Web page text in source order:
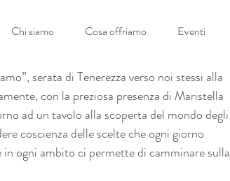
Chi siamo Cosa offriamo Eventi
serata di Tenerezza verso noi stessi alla
con la preziosa presenza di Maristella
ad un tavolo alla scoperta del mondo degli
coscienza delle scelte che ogni giorno
ogni ambito ci permette di camminare sulla